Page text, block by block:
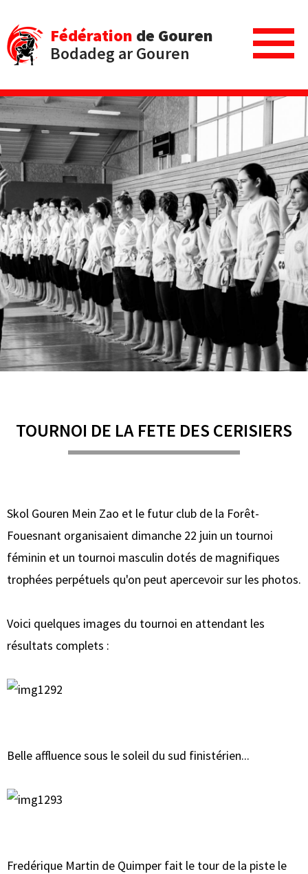
Fédération de Gouren
Bodadeg ar Gouren
TOURNOI DE LA FETE DES CERISIERS
Skol Gouren Mein Zao et le futur club de la Forêt-
Fouesnant organisaient dimanche 22 juin un tournoi
féminin et un tournoi masculin dotés de magnifiques
trophées perpétuels qu'on peut apercevoir sur les photos.
Voici quelques images du tournoi en attendant les
résultats complets :
Belle affluence sous le soleil du sud finistérien...
Fredérique Martin de Quimper fait le tour de la piste le